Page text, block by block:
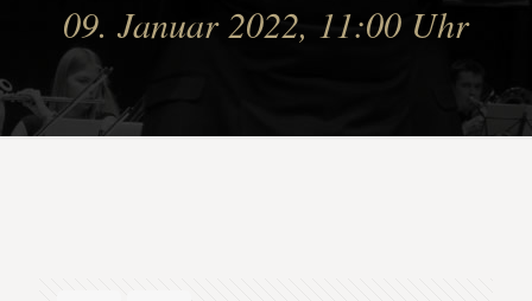
09. Januar 2022, 11:00 Uhr